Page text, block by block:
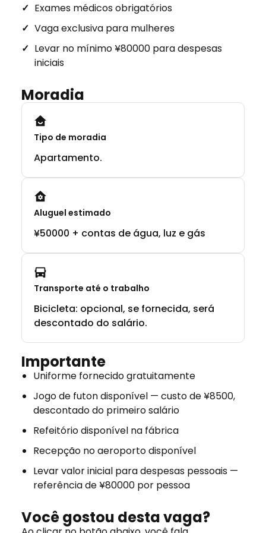
Exames médicos obrigatórios
Vaga exclusiva para mulheres
Levar no mínimo ¥80000 para despesas
iniciais
Moradia
Tipo de moradia
Apartamento.
Aluguel estimado
¥50000 + contas de água, luz e gás
Transporte até o trabalho
Bicicleta: opcional, se fornecida, será
descontado do salário.
Importante
Uniforme fornecido gratuitamente
Jogo de futon disponível — custo de ¥8500,
descontado do primeiro salário
Refeitório disponível na fábrica
Recepção no aeroporto disponível
Levar valor inicial para despesas pessoais —
referência de ¥80000 por pessoa
Você gostou desta vaga?